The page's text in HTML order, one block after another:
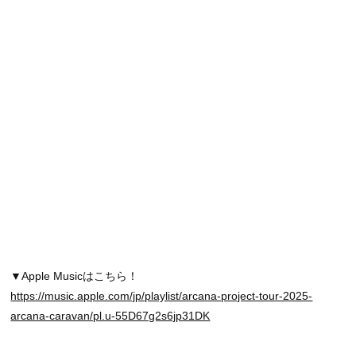
▼Apple Musicはこちら！
https://music.apple.com/jp/playlist/arcana-project-tour-2025-
arcana-caravan/pl.u-55D67g2s6jp31DK